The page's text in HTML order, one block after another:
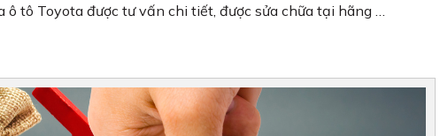
ô tô Toyota được tư vấn chi tiết, được sửa chữa tại hãng …